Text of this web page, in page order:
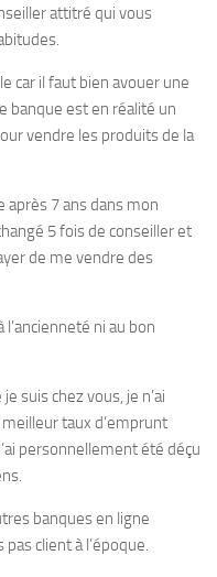
attitré qui vous
car il faut bien avouer une
banque est en réalité un
vendre les produits de la
après 7 ans dans mon
5 fois de conseiller et
de me vendre des
ni au bon
suis chez vous, je n’ai
taux d’emprunt
personnellement été déçu
banques en ligne
client à l’époque.